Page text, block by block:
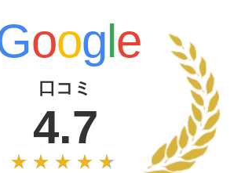
oog e
口コミ
4.7